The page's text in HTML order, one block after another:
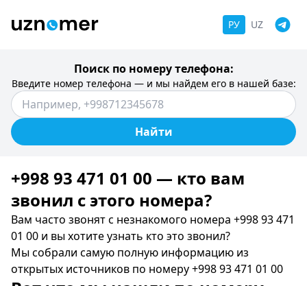
РУ UZ
Поиск по номеру телефона:
Введите номер телефона — и мы найдем его в нашей базе:
Найти
+998 93 471 01 00 — кто вам
звонил c этого номера?
Вам часто звонят с незнакомого номера +998 93 471
01 00 и вы хотите узнать кто это звонил?
Мы собрали самую полную информацию из
открытых источников по номеру +998 93 471 01 00